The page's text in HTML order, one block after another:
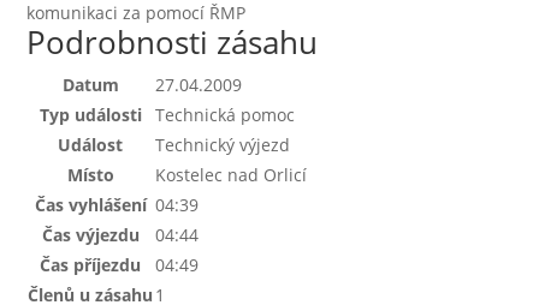
komunikaci za pomocí ŘMP
Podrobnosti zásahu
Datum
27.04.2009
Typ události
Technická pomoc
Událost
Technický výjezd
Místo
Kostelec nad Orlicí
Čas vyhlášení 04:39
Čas výjezdu
04:44
Čas příjezdu
04:49
Členů u zásahu 1